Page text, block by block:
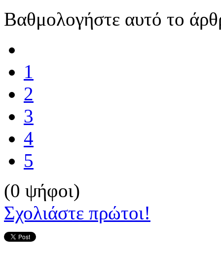
Βαθμολογήστε αυτό το
1
2
3
4
5
(0 ψήφοι)
Σχολιάστε πρώτοι!